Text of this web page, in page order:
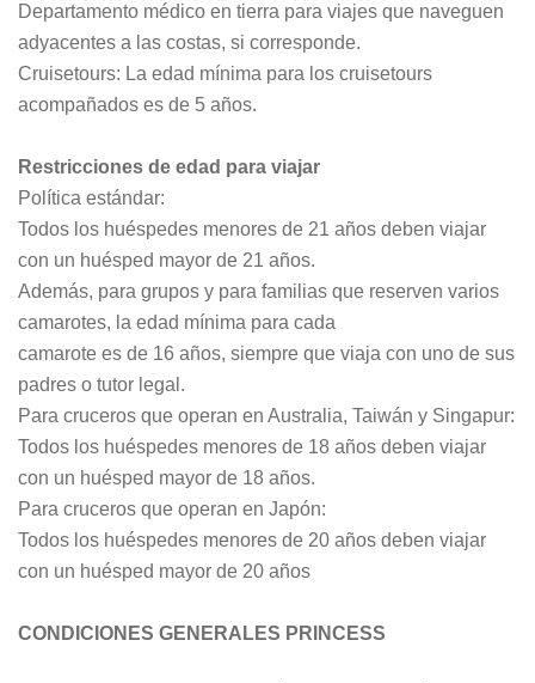
Departamento médico en tierra para viajes que naveguen
adyacentes a las costas, si corresponde.
Cruisetours: La edad mínima para los cruisetours
acompañados es de 5 años.
Restricciones de edad para viajar
Política estándar:
Todos los huéspedes menores de 21 años deben viajar
con un huésped mayor de 21 años.
Además, para grupos y para familias que reserven varios
camarotes, la edad mínima para cada
camarote es de 16 años, siempre que viaja con uno de sus
padres o tutor legal.
Para cruceros que operan en Australia, Taiwán y Singapur:
Todos los huéspedes menores de 18 años deben viajar
con un huésped mayor de 18 años.
Para cruceros que operan en Japón:
Todos los huéspedes menores de 20 años deben viajar
con un huésped mayor de 20 años
CONDICIONES GENERALES PRINCESS